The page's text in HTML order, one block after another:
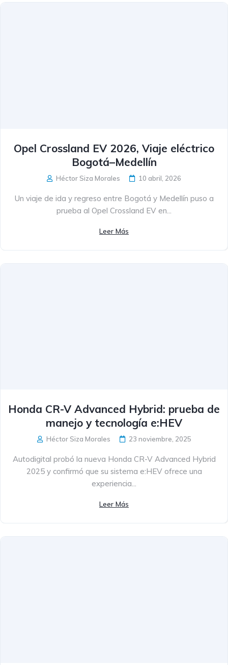
Opel Crossland EV 2026, Viaje eléctrico
Bogotá–Medellín
Héctor Siza Morales 10 abril, 2026
Un viaje de ida y regreso entre Bogotá y Medellín puso a
prueba al Opel Crossland EV en...
Leer Más
Honda CR-V Advanced Hybrid: prueba de
manejo y tecnología e:HEV
Héctor Siza Morales 23 noviembre, 2025
Autodigital probó la nueva Honda CR-V Advanced Hybrid
2025 y confirmó que su sistema e:HEV ofrece una
experiencia...
Leer Más